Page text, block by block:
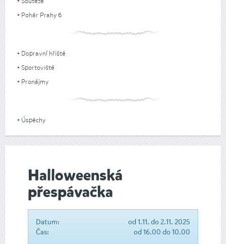
Pohár Prahy 6
Dopravní hřiště
Sportoviště
Pronájmy
Úspěchy
Halloweenská
přespávačka
Datum:
od 1.11. do 2.11. 2025
Čas:
od 16.00 do 10.00